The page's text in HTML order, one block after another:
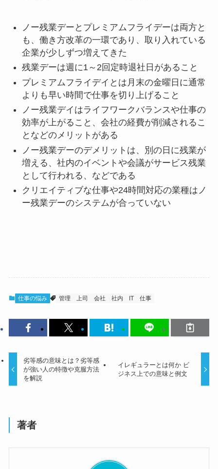
ノー残業デーとプレミアムフライデーは両方と
も、働き方改革の一環であり、取り入れている
企業が少しずつ増えてきた
残業デーは週に1～2回定時退社日があること
プレミアムフライデイとは月末の金曜日に通常
よりも早い時間で仕事を切り上げること
ノー残業デイはライフワークバランスや仕事の
効率が上がること、会社の経費が削減されるこ
となどのメリットがある
ノー残業デーのデメリットは、別の日に残業が
増える、社内のイベントや会議がサービス残業
として行われる、などである
クリエイティブな仕事や24時間対応の業種はノ
ー残業デーのシステムが合っていない
仕事の悩み 管理 上司 会社 社内 IT 仕事
劣等感の意味とは？劣等感
が強い人の特徴や克服方法
を解説
イレギュラーとは何か ビ
ジネス上での意味と例文
著者